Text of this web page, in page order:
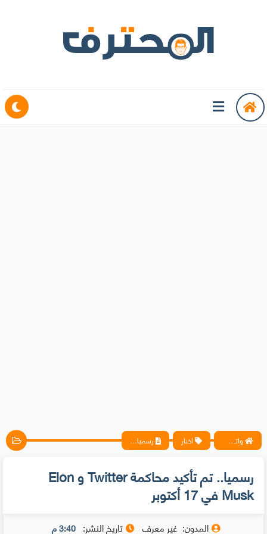
واتس آب ، فيسبوك ، أنترنت ، شروحات تقنية حصرية - المحترف اخبار رسميا.. تم تأكيد محاكمة Twitter و Elon Musk في 17 أكتوبر
رسميا.. تم تأكيد محاكمة Twitter و Elon
Musk في 17 أكتوبر
المدون: غير معرف تاريخ النشر: 3:40 م